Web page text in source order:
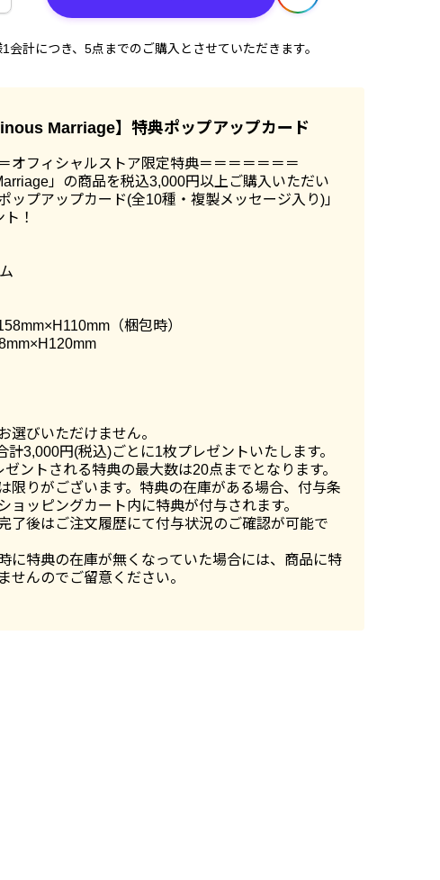
会計につき、5点までのご購入とさせていただきます。
Marriage】特典ポップアップカード
オフィシャルストア限定特典＝＝＝＝＝＝＝
」の商品を税込3,000円以上ご購入いただい
ップアップカード(全10種・複製メッセージ入り)」
！
（梱包時）
選びいただけません。
3,000円(税込)ごとに1枚プレゼントいたします。
ントされる特典の最大数は20点までとなります。
限りがございます。特典の在庫がある場合、付与条
ョッピングカート内に特典が付与されます。
了後はご注文履歴にて付与状況のご確認が可能で
に特典の在庫が無くなっていた場合には、商品に特
せんのでご留意ください。